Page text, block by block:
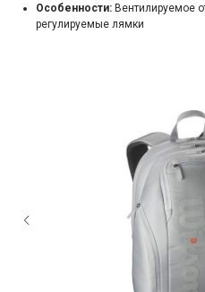
Особенности: Вентилируемое
регулируемые лямки